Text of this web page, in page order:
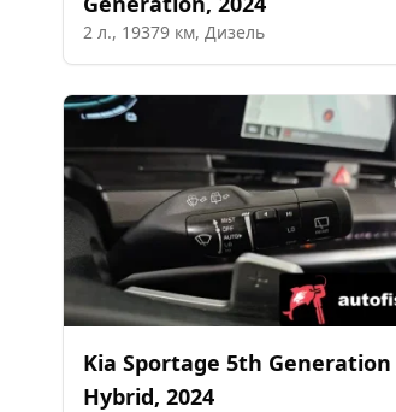
2 л., 19379 км, Дизель
Kia Sportage 5th Generation
Hybrid, 2024